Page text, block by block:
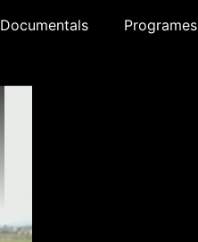
Documentals Programes